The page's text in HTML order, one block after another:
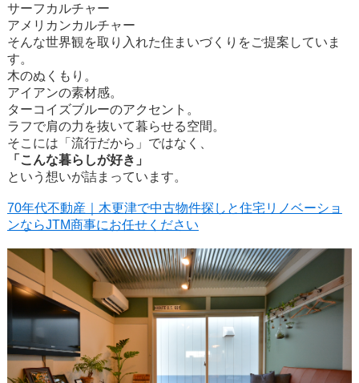
サーフカルチャー
アメリカンカルチャー
そんな世界観を取り入れた住まいづくりをご提案していま
す。
木のぬくもり。
アイアンの素材感。
ターコイズブルーのアクセント。
ラフで肩の力を抜いて暮らせる空間。
そこには「流行だから」ではなく、
「こんな暮らしが好き」
という想いが詰まっています。
70年代不動産｜木更津で中古物件探しと住宅リノベーショ
ンならJTM商事にお任せください